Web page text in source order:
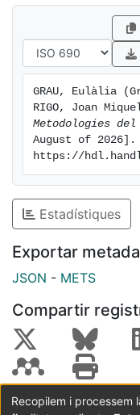
GRAU, Eulàlia
Metodologies
August of
https://
Estadístiques
Exportar
JSON - METS
Compartir
Recopilem i processem